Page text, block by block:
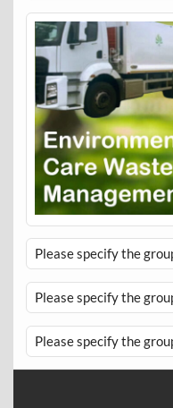
Please specify the
Please specify the
Please specify the